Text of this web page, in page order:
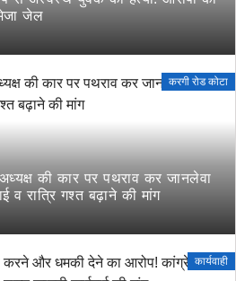
जेल
करगी रोड कोटा
की कार पर पथराव कर जानलेवा
व रात्रि गश्त बढ़ाने की मांग
कार्यवाही